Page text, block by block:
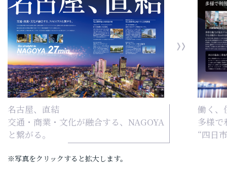
名古屋、直結
交通・商業・文化が融合する、NAGOYA
と繋がる。
働く、
多様で
“四日
※写真をクリックすると拡大します。